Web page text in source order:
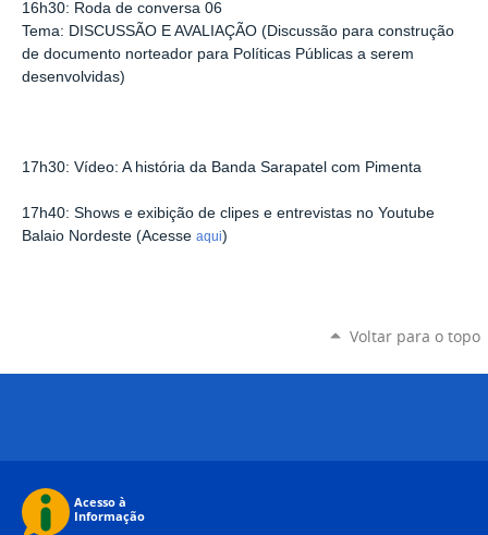
16h30: Roda de conversa 06
Tema: DISCUSSÃO E AVALIAÇÃO (Discussão para construção
de documento norteador para Políticas Públicas a serem
desenvolvidas)
17h30: Vídeo: A história da Banda Sarapatel com Pimenta
17h40: Shows e exibição de clipes e entrevistas no Youtube
Balaio Nordeste (Acesse aqui)
Voltar para o topo